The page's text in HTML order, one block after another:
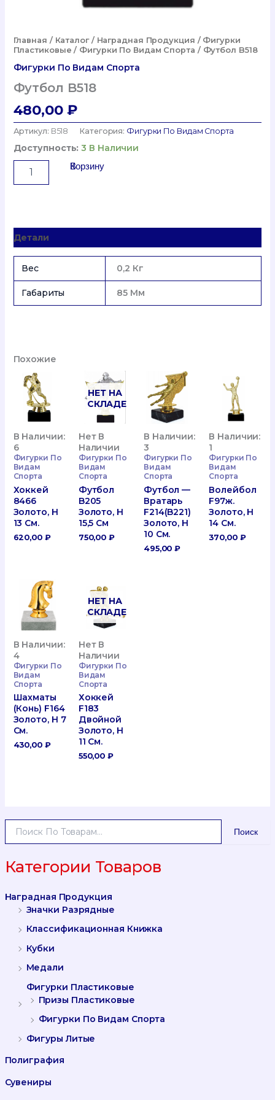
А
Т
:
Поиск
Категории Товаров
Наградная Продукция
Значки Разрядные
Классификационная Книжка
Кубки
Медали
Фигурки Пластиковые
Призы Пластиковые
Фигурки По Видам Спорта
Фигуры Литые
Полиграфия
Сувениры
Главная / Каталог/ Наградная Продукция / Фигурки
Пластиковые / Фигурки По Видам Спорта / Футбол B518
Фигурки По Видам Спорта
Футбол B518
480,00 ₽
Артикул: B518 Категория: Фигурки По Видам Спорта
Доступность: 3 В Наличии
Количество
Товара
В Корзину
Детали
Вес 0,2 Кг
Габариты 85 Мм
Похожие
В Наличии:
6
Фигурки По
Видам
Спорта
Хоккей
8466
Золото, H
13 См.
620,00 ₽
НЕТ НА
СКЛАДЕ
Нет В
Наличии
Фигурки По
Видам
Спорта
Футбол
B205
Золото, H
15,5 См
750,00₽
В Наличии:
3
Фигурки По
Видам
Спорта
Футбол —
Вратарь
F214(B221)
Золото, H
10 См.
495,00₽
В Наличии:
1
Фигурки По
Видам
Спорта
Волейбол
F97ж.
Золото, H
14 См.
370,00 ₽
В Наличии:
4
Фигурки По
Видам
Спорта
Шахматы
(конь) F164
Золото, H 7
См.
430,00 ₽
НЕТ НА
СКЛАДЕ
Нет В
Наличии
Фигурки По
Видам
Спорта
Хоккей
F183
Двойной
Золото, H
11 См.
550,00₽